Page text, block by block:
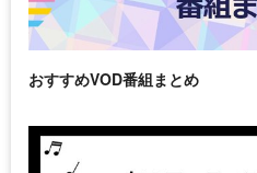
おすすめVOD番組まとめ